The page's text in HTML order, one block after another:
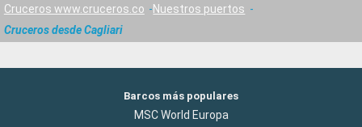
Cruceros www.cruceros.co
Nuestros puertos
Cruceros desde Cagliari
Barcos más populares
MSC World Europa